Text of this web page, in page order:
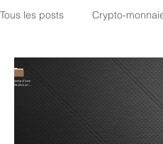
Tous les posts Crypto-
Ubuntu